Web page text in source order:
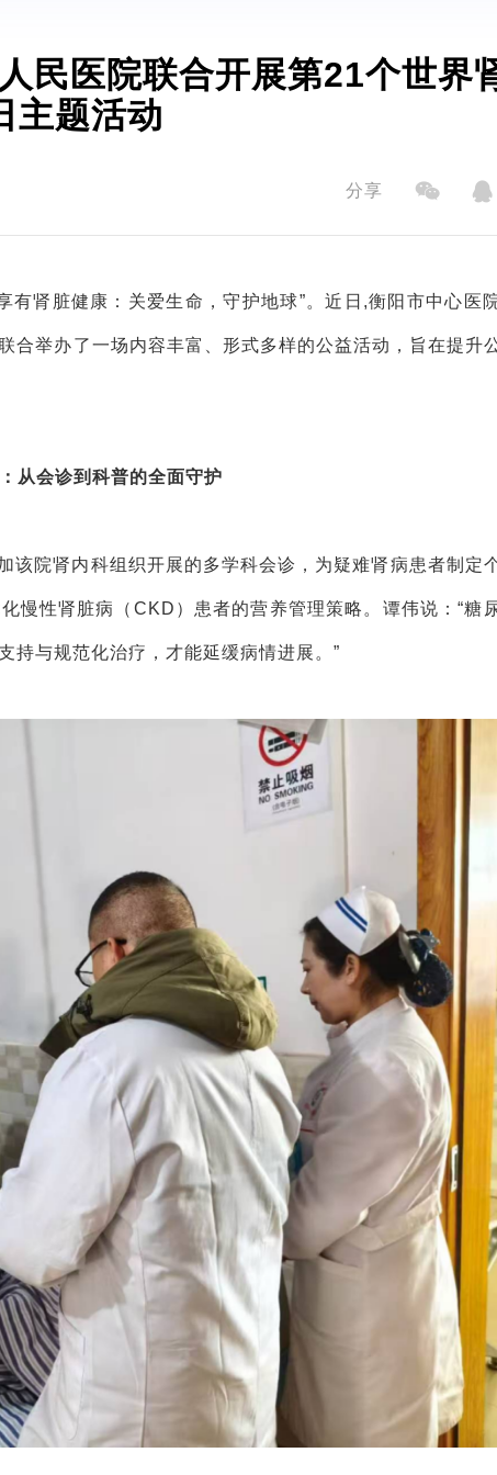
民医院联合开展第21个世界
主题活动
分享
有肾脏健康：关爱生命，守护地球”。近日,衡阳市中心医
合举办了一场内容丰富、形式多样的公益活动，旨在提升
从会诊到科普的全面守护
该院肾内科组织开展的多学科会诊，为疑难肾病患者制定
慢性肾脏病（CKD）患者的营养管理策略。谭伟说：“糖
持与规范化治疗，才能延缓病情进展。”